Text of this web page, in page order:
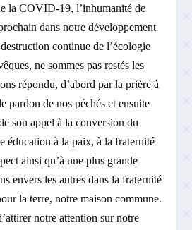
la COVID-19, l’inhumanité de
dans notre développement
continue de l’écologie
ne sommes pas restés les
répondu, d’abord par la prière à
pardon de nos péchés et ensuite
son appel à la conversion du
éducation à la paix, à la fraternité
ainsi qu’à une plus grande
envers les autres dans la fraternité
la terre, notre maison commune.
notre attention sur notre